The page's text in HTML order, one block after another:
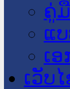
ຄູ່ມື
ແ
ເ
ເວັບ